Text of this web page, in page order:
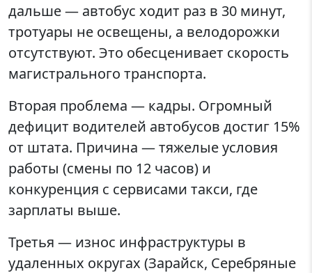
дальше — автобус ходит раз в 30 минут,
тротуары не освещены, а велодорожки
отсутствуют. Это обесценивает скорость
магистрального транспорта.
Вторая проблема — кадры. Огромный
дефицит водителей автобусов достиг 15%
от штата. Причина — тяжелые условия
работы (смены по 12 часов) и
конкуренция с сервисами такси, где
зарплаты выше.
Третья — износ инфраструктуры в
удаленных округах (Зарайск, Серебряные